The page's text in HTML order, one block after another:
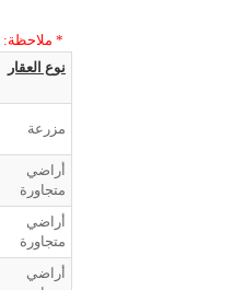
* ملاحظة:
نوع العقار
مزرعة
أراضي
متجاورة
أراضي
متجاورة
أراضي